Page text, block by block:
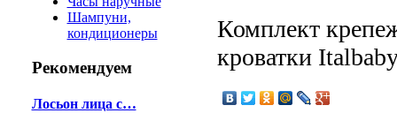
Шампуни,
кондиционеры
Рекомендуем
Лосьон лица с…
Комплект
кроватки